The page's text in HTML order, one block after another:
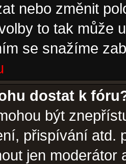
nebo změnit
to tak může
se snažíme
dostat k
být
přispívání atd.
jen moderátor